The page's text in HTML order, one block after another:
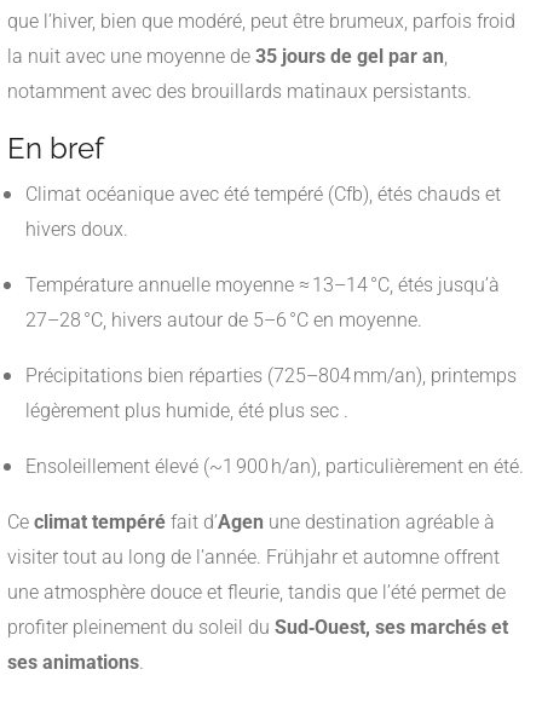
que l’hiver, bien que modéré, peut être brumeux, parfois froid
la nuit avec une moyenne de 35 jours de gel par an,
notamment avec des brouillards matinaux persistants.
En bref
Climat océanique avec été tempéré (Cfb), étés chauds et
hivers doux.
Température annuelle moyenne ≈ 13–14 °C, étés jusqu’à
27–28 °C, hivers autour de 5–6 °C en moyenne.
Précipitations bien réparties (725–804 mm/an), printemps
légèrement plus humide, été plus sec .
Ensoleillement élevé (~1 900 h/an), particulièrement en été.
Ce climat tempéré fait d’Agen une destination agréable à
visiter tout au long de l’année. Frühjahr et automne offrent
une atmosphère douce et fleurie, tandis que l’été permet de
profiter pleinement du soleil du Sud‑Ouest, ses marchés et
ses animations.